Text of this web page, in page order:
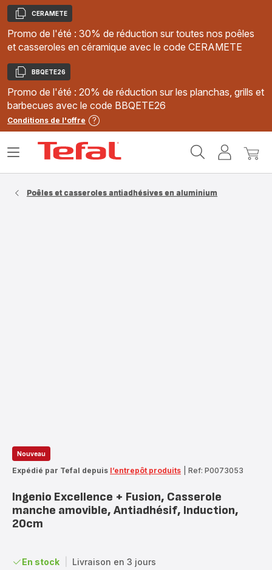
Copier
CERAMETE
Promo de l'été : 30% de réduction sur toutes nos poêles
et casseroles en céramique avec le code CERAMETE
Copier
BBQETE26
Promo de l'été : 20% de réduction sur les planchas, grills et
barbecues avec le code BBQETE26
Conditions de l'offre
MonMon
Ouvrir
Poêles et casseroles antiadhésives en aluminium
Nouveau
Expédié par Tefal depuis l’entrepôt produits Ref: P0073053
Ingenio Excellence + Fusion, Casserole
manche amovible, Antiadhésif, Induction,
20cm
En stock Livraison en 3 jours